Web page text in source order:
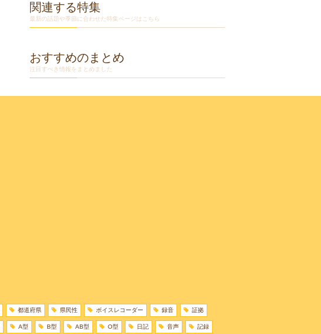
関連する特集
最新の話題や季節に合わせた特集ページはこちら
おすすめのまとめ
注目すべき情報をまとめました
都道府県 県民性 ボイスレコーダー 録音 証拠
A型 B型 AB型 O型 日記 音声 記録